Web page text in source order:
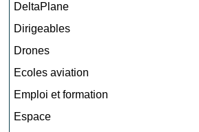
DeltaPlane
Dirigeables
Drones
Ecoles aviation
Emploi et formation
Espace